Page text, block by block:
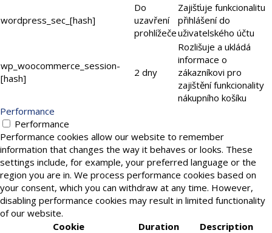
wordpress_sec_[hash]
Do
uzavření
prohlížeče
Zajišťuje funkcionalitu
přihlášení do
uživatelského účtu
wp_woocommerce_session-
[hash]
2 dny
Rozlišuje a ukládá
informace o
zákazníkovi pro
zajištění funkcionality
nákupního košíku
Performance
Performance
Performance cookies allow our website to remember
information that changes the way it behaves or looks. These
settings include, for example, your preferred language or the
region you are in. We process performance cookies based on
your consent, which you can withdraw at any time. However,
disabling performance cookies may result in limited functionality
of our website.
Cookie
Duration Description